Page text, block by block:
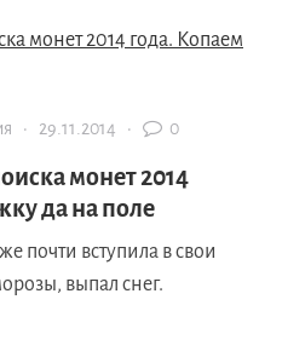
· 29.11.2014 · 0
монет 2014
да на поле
почти вступила в свои
выпал снег.